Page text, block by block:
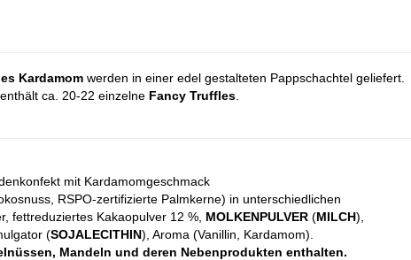
Kardamom werden in einer edel gestalteten Pappschachtel geliefert.
ca. 20-22 einzelne Fancy Truffles
mit Kardamomgeschmack
RSPO-zertifizierte Palmkerne) in unterschiedlichen
fettreduziertes Kakaopulver 12 %, MOLKENPULVER (MILCH),
(SOJALECITHIN), Aroma (Vanillin, Kardamom).
Mandeln und deren Nebenprodukten enthalten.